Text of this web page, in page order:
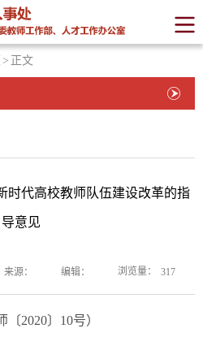
> 正文
时代高校教师队伍建设改革的指
导意见
来源： 编辑： 浏览量： 317
〔2020〕10号）